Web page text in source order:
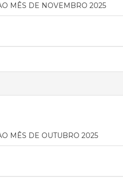
MÊS DE NOVEMBRO 2025
MÊS DE OUTUBRO 2025